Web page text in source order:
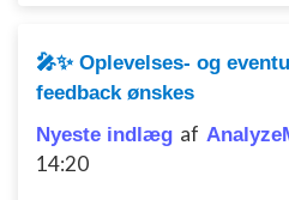
🎤✨ Oplevelses- og
feedback ønskes
Nyeste indlæg af
14:20